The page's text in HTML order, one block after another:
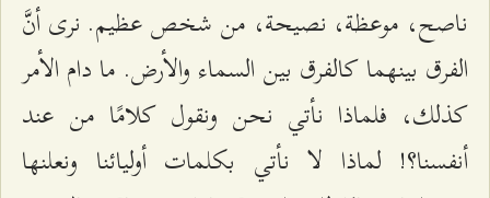
ناصح، موعظة، نصيحة، من شخص عظيم. نرى أنَّ
الفرق بينهما كالفرق بين السماء والأرض. ما دام الأمر
كذلك، فلماذا نأتي نحن ونقول كلامًا من عند
أنفسنا؟! لماذا لا نأتي بكلمات أوليائنا ونعلنها